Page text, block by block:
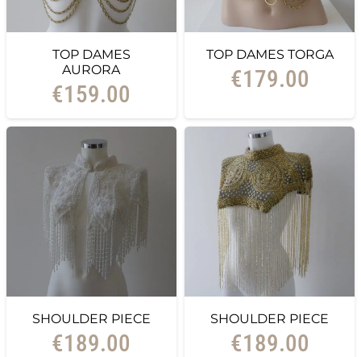
TOP DAMES
AURORA
€159.00
TOP DAMES TORGA
€179.00
SHOULDER PIECE
€189.00
SHOULDER PIECE
€189.00